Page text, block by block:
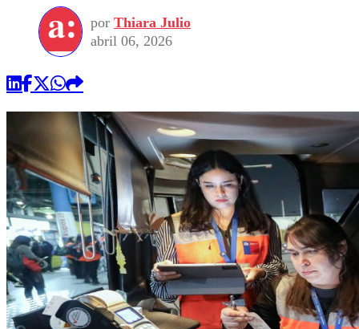
Seleccion Chilena
Torneo Internacional
Universidad de Chile
Economía
Internacional
Sustentabilidad
Publicaciones en medios
Opinión
por Thiara Julio
abril 06, 2026